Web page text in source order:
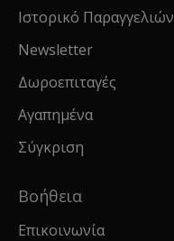
Ιστορικό Παραγγελιών
Newsletter
Δωροεπιταγές
Αγαπημένα
Σύγκριση
Βοήθεια
Επικοινωνία